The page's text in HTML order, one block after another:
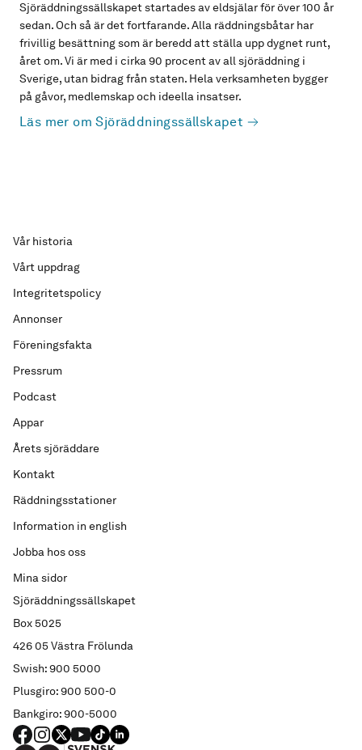
Sjöräddningssällskapet startades av eldsjälar för över 100 år
sedan. Och så är det fortfarande. Alla räddningsbåtar har
frivillig besättning som är beredd att ställa upp dygnet runt,
året om. Vi är med i cirka 90 procent av all sjöräddning i
Sverige, utan bidrag från staten. Hela verksamheten bygger
på gåvor, medlemskap och ideella insatser.
Läs mer om Sjöräddningssällskapet
Sjöräddningssällskapet
Box 5025
426 05 Västra Frölunda
Swish: 900 5000
Plusgiro: 900 500-0
Bankgiro: 900-5000
Vår historia
Vårt uppdrag
Integritetspolicy
Annonser
Föreningsfakta
Pressrum
Podcast
Appar
Årets sjöräddare
Kontakt
Räddningsstationer
Information in english
Jobba hos oss
Mina sidor
FACEBOOK
Instagram
X YouTube
TIKTOKLINKED IN